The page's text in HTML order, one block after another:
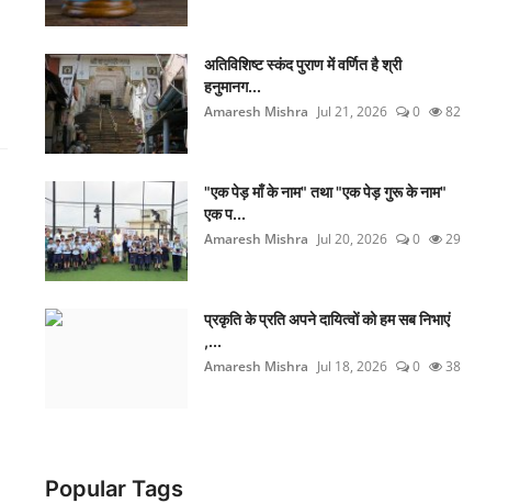
अतिविशिष्ट स्कंद पुराण में वर्णित है श्री
हनुमानग...
Amaresh Mishra Jul 21, 2026 0 82
"एक पेड़ माँ के नाम" तथा "एक पेड़ गुरू के नाम"
एक प...
Amaresh Mishra Jul 20, 2026 0 29
प्रकृति के प्रति अपने दायित्वों को हम सब निभाएं
,...
Amaresh Mishra Jul 18, 2026 0 38
Popular Tags